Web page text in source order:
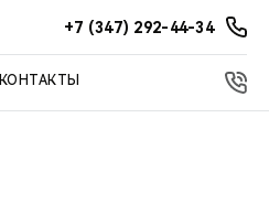
+7 (347) 292-44-34
КОНТАКТЫ